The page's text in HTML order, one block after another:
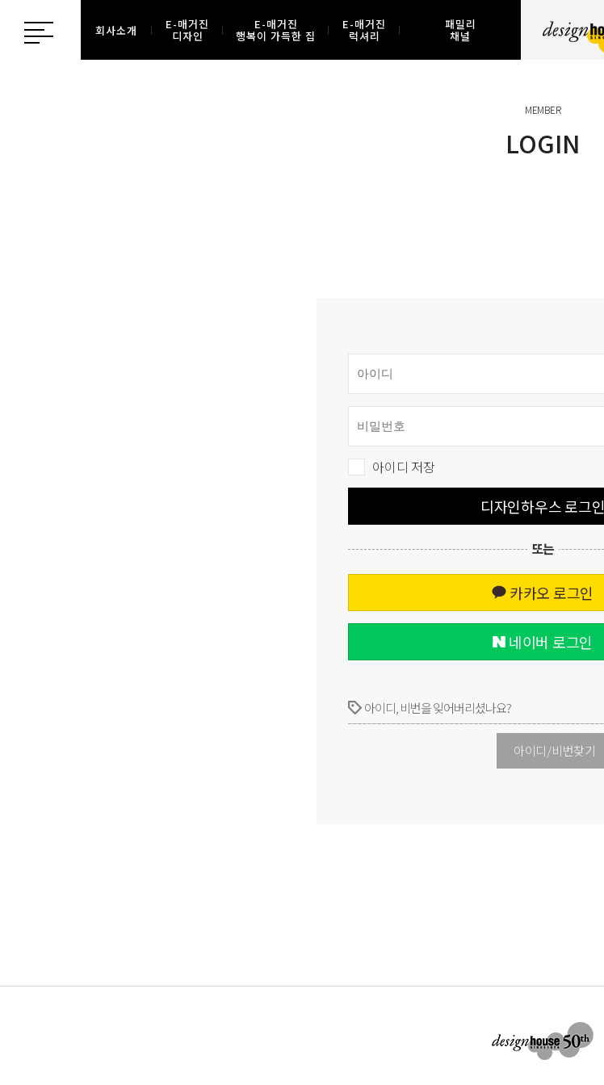
회사소개 E-매거진
디자인
E-매거진
행복이 가득한 집
E-매거진
럭셔리
패밀리
채널
MEMBER
LOGIN
아이디 저장
디자인하우스 로그인
또는
카카오 로그인
네이버 로그인
아이디, 비번을 잊어버리셨나요?
아이디/비번찾기